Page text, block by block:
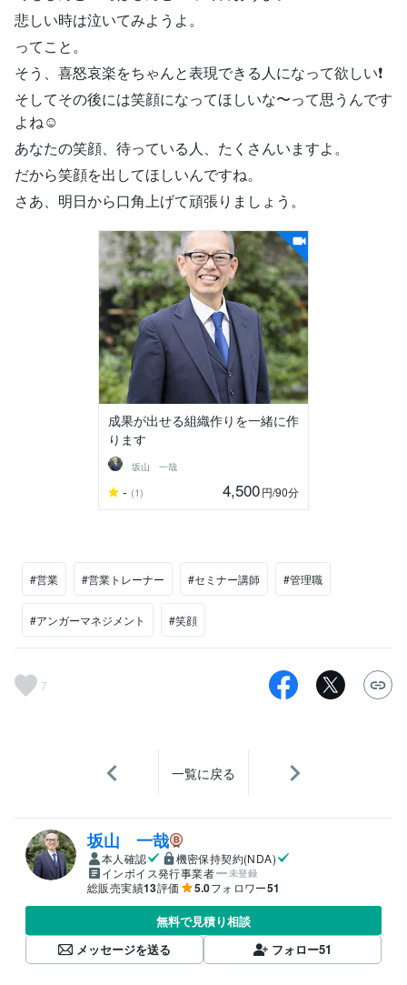
悲しい時は泣いてみようよ。
ってこと。
そう、喜怒哀楽をちゃんと表現できる人になって欲しい❗️
そしてその後には笑顔になってほしいな〜って思うんです
よね☺️
あなたの笑顔、待っている人、たくさんいますよ。
だから笑顔を出してほしいんですね。
さあ、明日から口角上げて頑張りましょう。
成果が出せる組織作りを一緒に作
ります
坂山 一哉
- (1) 4,500円/90分
#営業 #営業トレーナー #セミナー講師 #管理職
#アンガーマネジメント #笑顔
7
一覧に戻る
坂山 一哉
本人確認
機密保持契約(NDA)
インボイス発行事業者
未登録
総販売実績13評価 5.0フォロワー51
無料で見積り相談
メッセージを送る
フォロー51